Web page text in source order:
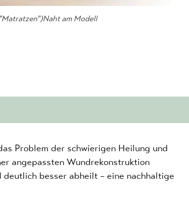
am Modell
Problem der schwierigen Heilung und
angepassten Wundrekonstruktion
besser abheilt – eine nachhaltige